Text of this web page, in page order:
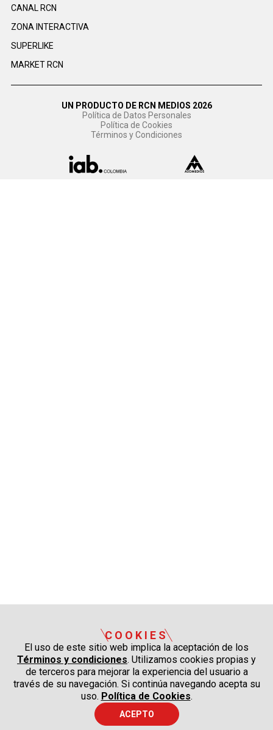
CANAL RCN
ZONA INTERACTIVA
SUPERLIKE
MARKET RCN
UN PRODUCTO DE RCN MEDIOS 2026
Política de Datos Personales
Política de Cookies
Términos y Condiciones
COOKIES
El uso de este sitio web implica la aceptación de los
Términos y condiciones. Utilizamos cookies propias y
de terceros para mejorar la experiencia del usuario a
través de su navegación. Si continúa navegando acepta su
uso. Política de Cookies.
ACEPTO